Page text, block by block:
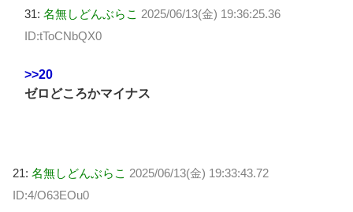
31: 名無しどんぶらこ 2025/06/13(金) 19:36:25.36
ID:tToCNbQX0
>>20
ゼロどころかマイナス
21: 名無しどんぶらこ 2025/06/13(金) 19:33:43.72
ID:4/O63EOu0